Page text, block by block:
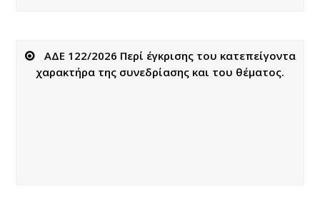
ΑΔΕ 122/2026 Περί έγκρισης του κατεπείγοντα
χαρακτήρα της συνεδρίασης και του θέματος.